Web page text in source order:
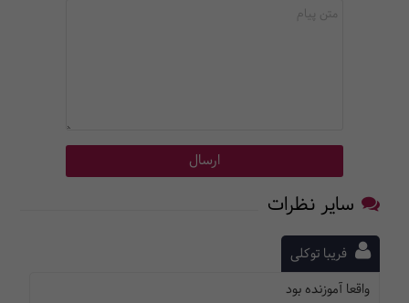
سایر نظرات
فریبا توکلی
واقعا آموزنده بود